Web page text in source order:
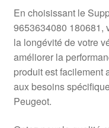
Procédure de
Termes et conditions
En choisissant le
9653634080 180681,
la longévité de votre
améliorer la
produit est facilement
aux besoins
Peugeot.